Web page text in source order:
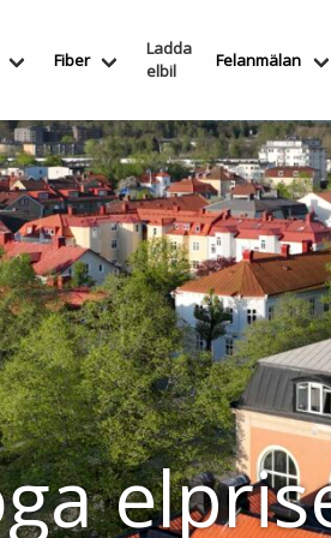
Fiber
Ladda
elbil
Felanmälan